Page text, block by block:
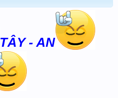
TÂY - AN